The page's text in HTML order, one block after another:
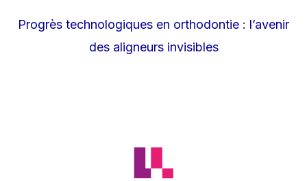
Progrès technologiques en orthodontie : l’avenir
des aligneurs invisibles